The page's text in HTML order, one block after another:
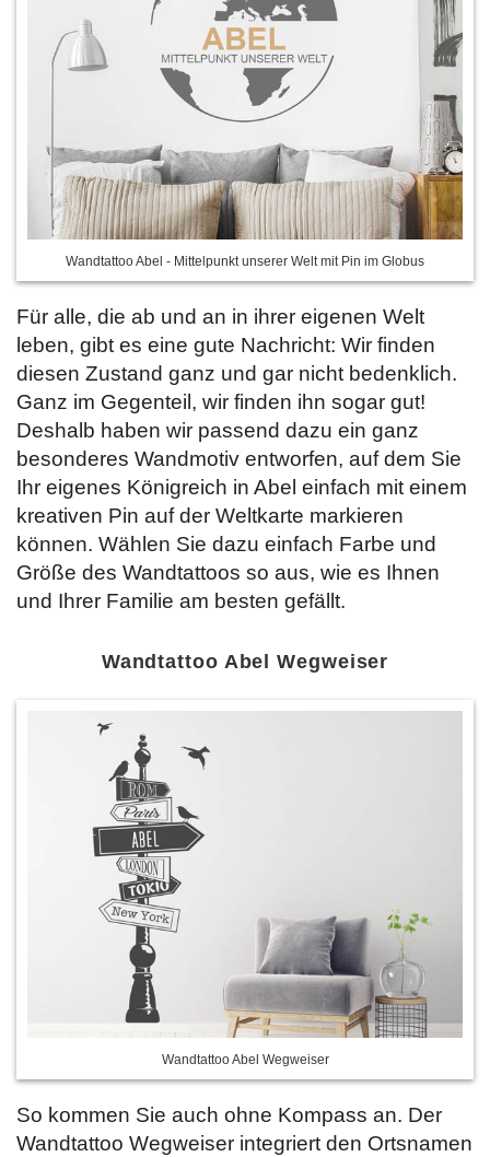
Wandtattoo Abel - Mittelpunkt unserer Welt mit Pin im Globus
Für alle, die ab und an in ihrer eigenen Welt
leben, gibt es eine gute Nachricht: Wir finden
diesen Zustand ganz und gar nicht bedenklich.
Ganz im Gegenteil, wir finden ihn sogar gut!
Deshalb haben wir passend dazu ein ganz
besonderes Wandmotiv entworfen, auf dem Sie
Ihr eigenes Königreich in Abel einfach mit einem
kreativen Pin auf der Weltkarte markieren
können. Wählen Sie dazu einfach Farbe und
Größe des Wandtattoos so aus, wie es Ihnen
und Ihrer Familie am besten gefällt.
Wandtattoo Abel Wegweiser
Wandtattoo Abel Wegweiser
So kommen Sie auch ohne Kompass an. Der
Wandtattoo Wegweiser integriert den Ortsnamen